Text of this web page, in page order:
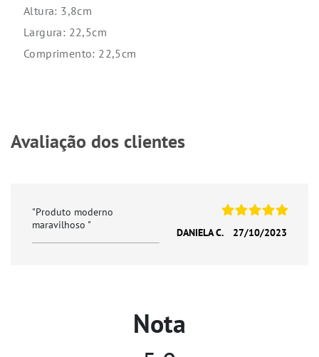
Altura: 3,8cm
Largura: 22,5cm
Comprimento: 22,5cm
Avaliação dos clientes
"Produto moderno
maravilhoso "
DANIELA C. 27/10/2023
Nota